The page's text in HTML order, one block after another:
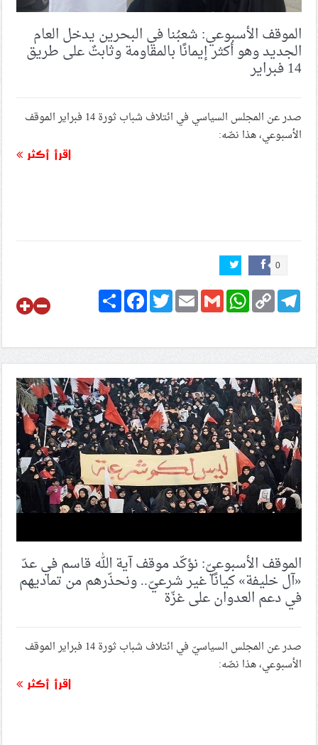
الموقف الأسبوعي: شعبُنا في البحرين يدخل العام
الجديد وهو أكثر إيمانًا بالمقاومة وثابتٌ على طريق
14 فبراير
صدر عن المجلس السياسي في ائتلاف شباب ثورة 14 فبراير الموقف
الأسبوعي، هذا نصّه:
اقرأ أكثر
0
ShareFacebookTwitterEmailGmail
WhatsApp Copy
Link
Telegram
الموقف الأسبوعيّ: نؤكّد موقف آية الله قاسم في عدّ
«آل خليفة» كيانًا غير شرعيّ.. ونحذّرهم من تماديهم
في دعم العدوان على غزّة
صدر عن المجلس السياسيّ في ائتلاف شباب ثورة 14 فبراير الموقف
الأسبوعي، هذا نصّه:
اقرأ أكثر